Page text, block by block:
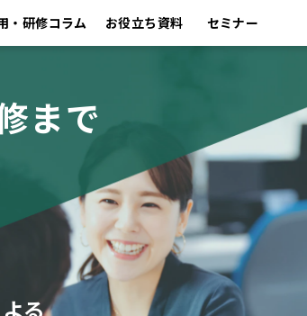
・研修コラム お役立ち資料 セミナー
まで
る